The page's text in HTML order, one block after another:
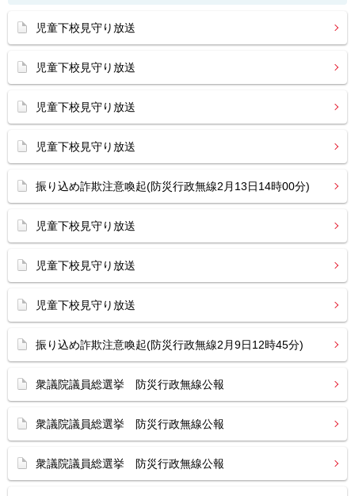
児童下校見守り放送
児童下校見守り放送
児童下校見守り放送
児童下校見守り放送
振り込め詐欺注意喚起(防災行政無線2月13日14時00分)
児童下校見守り放送
児童下校見守り放送
児童下校見守り放送
振り込め詐欺注意喚起(防災行政無線2月9日12時45分)
衆議院議員総選挙 防災行政無線公報
衆議院議員総選挙 防災行政無線公報
衆議院議員総選挙 防災行政無線公報